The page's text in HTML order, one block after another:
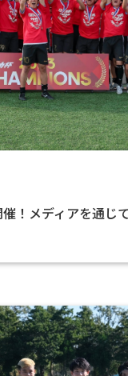
！メディアを通じ